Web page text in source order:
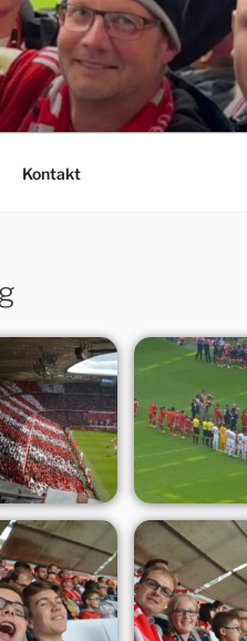
Erfordia Bavaria e.V.
Kontakt